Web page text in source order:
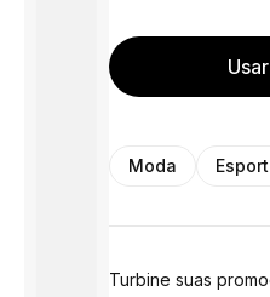
Moda
Turbine suas